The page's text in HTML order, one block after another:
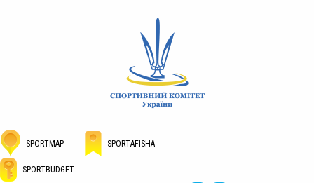
SPORTMAP SPORTAFISHA
SPORTBUDGET